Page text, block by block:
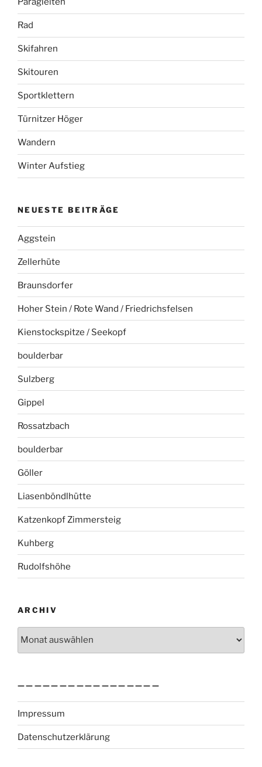
Rad
Skifahren
Skitouren
Sportklettern
Türnitzer Höger
Wandern
Winter Aufstieg
NEUESTE BEITRÄGE
Aggstein
Zellerhüte
Braunsdorfer
Hoher Stein / Rote Wand / Friedrichsfelsen
Kienstockspitze / Seekopf
boulderbar
Sulzberg
Gippel
Rossatzbach
boulderbar
Göller
Liasenböndlhütte
Katzenkopf Zimmersteig
Kuhberg
Rudolfshöhe
ARCHIV
—————————————————
Impressum
Datenschutzerklärung